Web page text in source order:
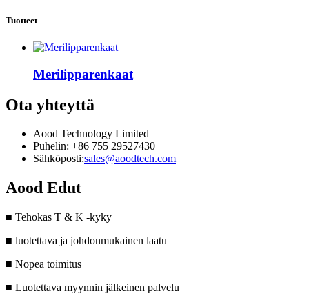
Tuotteet
Merilipparenkaat
Ota yhteyttä
Aood Technology Limited
Puhelin: +86 755 29527430
Sähköposti:sales@aoodtech.com
Aood Edut
■ Tehokas T & K -kyky
■ luotettava ja johdonmukainen laatu
■ Nopea toimitus
■ Luotettava myynnin jälkeinen palvelu